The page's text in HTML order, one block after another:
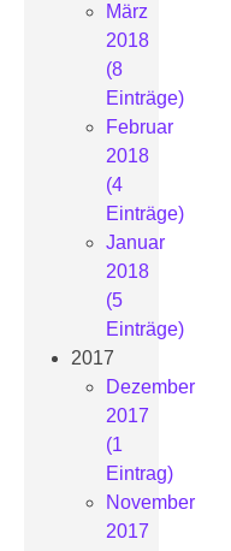
März
2018
(8
Einträge)
Februar
2018
(4
Einträge)
Januar
2018
(5
Einträge)
2017
Dezember
2017
(1
Eintrag)
November
2017